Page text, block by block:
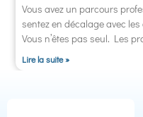
Vous avez un parcours
sentez en décalage avec
Vous n’êtes pas seul. Les
Lire la suite »